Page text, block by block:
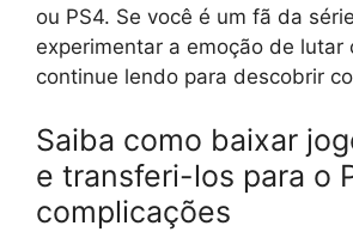
ou PS4. Se você é um fã da
experimentar a emoção de lutar
continue lendo para descobrir
Saiba como baixar
e transferi-los para o
complicações